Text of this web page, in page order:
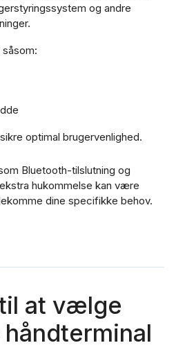
og andre
optimal brugervenlighed.
Bluetooth-tilslutning og
hukommelse kan være
dine specifikke behov.
at vælge